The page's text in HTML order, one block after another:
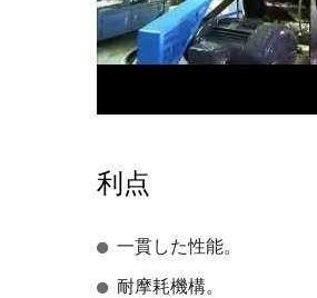
利点
一貫した性能。
耐摩耗機構。